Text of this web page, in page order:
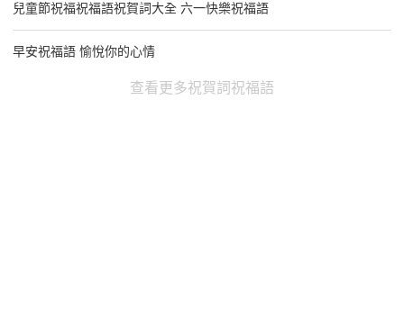
兒童節祝福祝福語祝賀詞大全 六一快樂祝福語
早安祝福語 愉悅你的心情
查看更多祝賀詞祝福語